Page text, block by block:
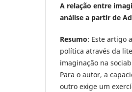
A relação entre
análise a partir de
Resumo: Este artigo
política através da
imaginação na
Para o autor, a
outro exige um